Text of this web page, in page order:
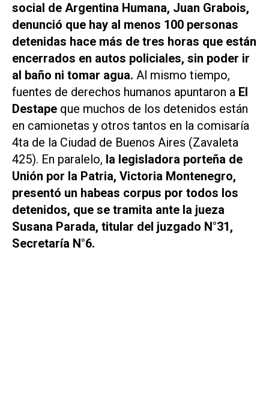
social de Argentina Humana, Juan Grabois,
denunció que hay al menos 100 personas
detenidas hace más de tres horas que están
encerrados en autos policiales, sin poder ir
al baño ni tomar agua. Al mismo tiempo,
fuentes de derechos humanos apuntaron a El
Destape que muchos de los detenidos están
en camionetas y otros tantos en la comisaría
4ta de la Ciudad de Buenos Aires (Zavaleta
425). En paralelo, la legisladora porteña de
Unión por la Patria, Victoria Montenegro,
presentó un habeas corpus por todos los
detenidos, que se tramita ante la jueza
Susana Parada, titular del juzgado N°31,
Secretaría N°6.